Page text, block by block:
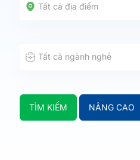
Tất cả địa điểm
Tất cả ngành nghề
TÌM KIẾM NÂNG CAO